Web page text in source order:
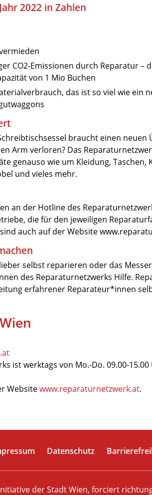
2022 in Zahlen
CO2-Emissionen durch Reparatur –
von 1 Mio Buchen
das ist so viel wie ein
braucht einen neuen
Arm verloren? Das
genauso wie um Kleidung, Taschen,
und vieles mehr.
an der Hotline des
die für den jeweiligen
auch auf der Website
selbst reparieren oder das
des Reparaturnetzwerks Hilfe.
erfahrener Reparateur*innen
ist werktags von Mo.-Do. 09.00-15.00
Websitewww.reparaturnetzwerk.at.
Datenschutz
der Stadt Wien, forciert